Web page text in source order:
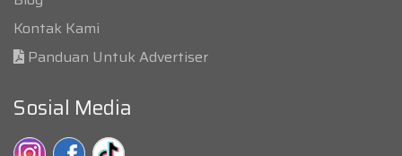
Kontak Kami
Panduan Untuk Advertiser
Sosial Media